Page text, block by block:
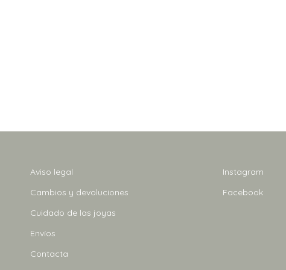
Aviso legal
Cambios y devoluciones
Cuidado de las joyas
Envíos
Contacta
Instagram
Facebook